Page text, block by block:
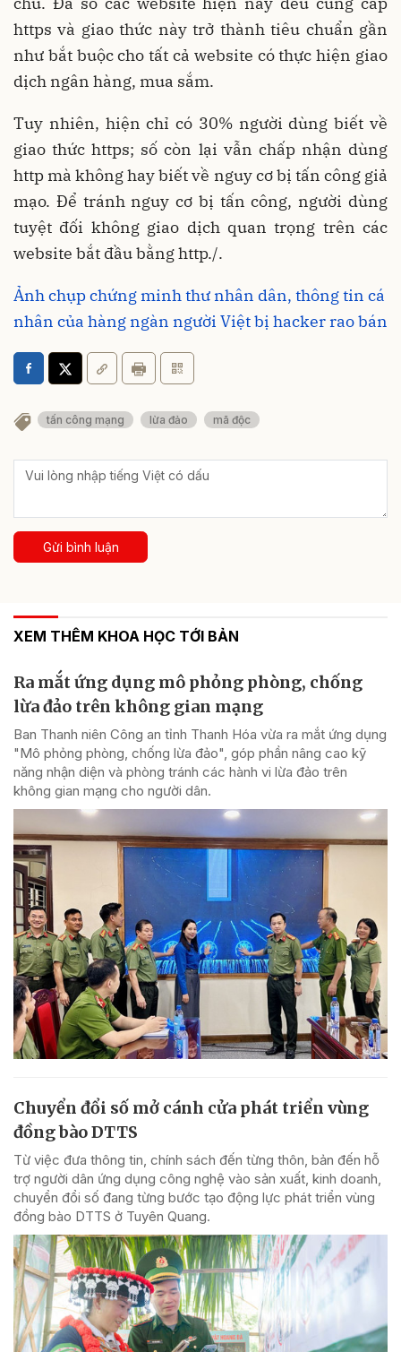
https và giao thức này trở thành tiêu chuẩn gần
như bắt buộc cho tất cả website có thực hiện giao
dịch ngân hàng, mua sắm.
Tuy nhiên, hiện chỉ có 30% người dùng biết về
giao thức https; số còn lại vẫn chấp nhận dùng
http mà không hay biết về nguy cơ bị tấn công giả
mạo. Để tránh nguy cơ bị tấn công, người dùng
tuyệt đối không giao dịch quan trọng trên các
website bắt đầu bằng http./.
Ảnh chụp chứng minh thư nhân dân, thông tin cá
nhân của hàng ngàn người Việt bị hacker rao bán
tấn công mạng lừa đảo mã độc
Gửi bình luận
XEM THÊM KHOA HỌC TỚI BẢN
Ra mắt ứng dụng mô phỏng phòng, chống
lừa đảo trên không gian mạng
Ban Thanh niên Công an tỉnh Thanh Hóa vừa ra mắt ứng dụng
"Mô phỏng phòng, chống lừa đảo", góp phần nâng cao kỹ
năng nhận diện và phòng tránh các hành vi lừa đảo trên
không gian mạng cho người dân.
Chuyển đổi số mở cánh cửa phát triển vùng
đồng bào DTTS
Từ việc đưa thông tin, chính sách đến từng thôn, bản đến hỗ
trợ người dân ứng dụng công nghệ vào sản xuất, kinh doanh,
chuyển đổi số đang từng bước tạo động lực phát triển vùng
đồng bào DTTS ở Tuyên Quang.